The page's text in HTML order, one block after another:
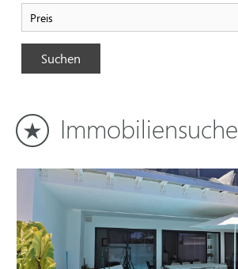
Suchen
Immobiliensuche